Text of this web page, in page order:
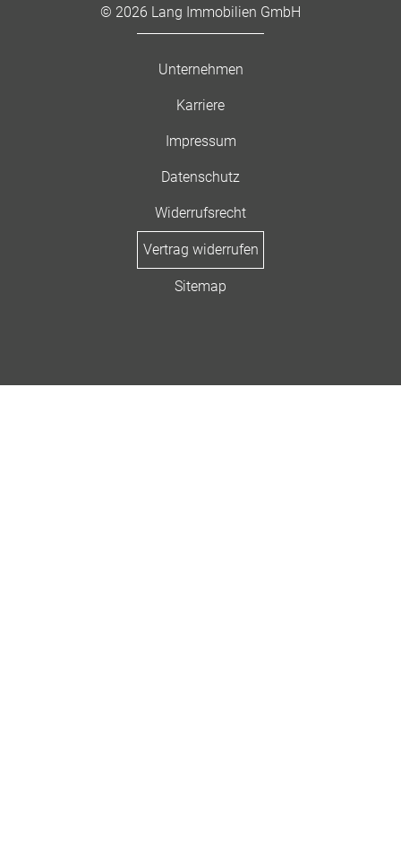
© 2026 Lang Immobilien GmbH
Unternehmen
Karriere
Impressum
Datenschutz
Widerrufsrecht
Vertrag widerrufen
Sitemap